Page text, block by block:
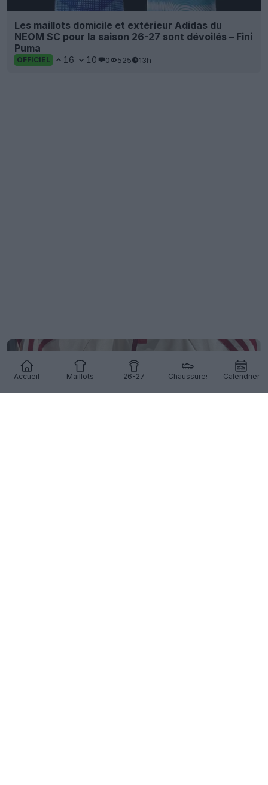
Accueil Maillots 26-27 Chaussures Calendrier
Les maillots domicile et extérieur Adidas du
NEOM SC pour la saison 26-27 sont dévoilés – Fini
Puma
OFFICIEL 16 10 0 525 13h